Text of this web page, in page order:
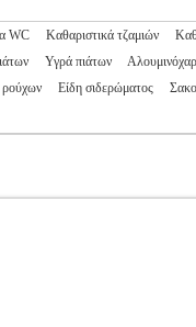
WC Καθαριστικά τζαμιών
Υγρά πιάτων
ρούχων Είδη σιδερώματος